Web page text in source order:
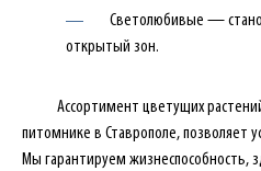
Светолюбивые —
открытый зон.
Ассортимент цветущих
питомнике в Ставрополе, позволяет
Мы гарантируем жизнеспособность,